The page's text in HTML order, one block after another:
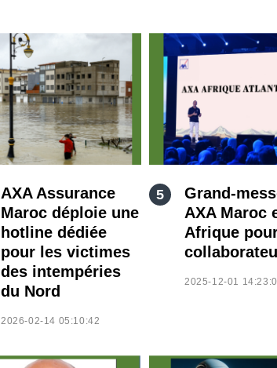
AXA Assurance
Maroc déploie une
hotline dédiée
pour les victimes
des intempéries
du Nord
2026-02-14 05:10:42
Grand-
AXA Maroc
Afrique
2025-12-01